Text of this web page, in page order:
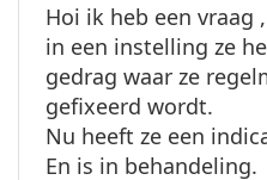
Hoi ik heb een
in een instelling ze
gedrag waar ze
gefixeerd wordt.
Nu heeft ze een
En is in behandeling.